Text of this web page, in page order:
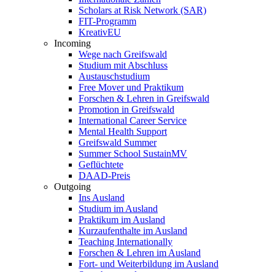
Scholars at Risk Network (SAR)
FIT-Programm
KreativEU
Incoming
Wege nach Greifswald
Studium mit Abschluss
Austauschstudium
Free Mover und Praktikum
Forschen & Lehren in Greifswald
Promotion in Greifswald
International Career Service
Mental Health Support
Greifswald Summer
Summer School SustainMV
Geflüchtete
DAAD-Preis
Outgoing
Ins Ausland
Studium im Ausland
Praktikum im Ausland
Kurzaufenthalte im Ausland
Teaching Internationally
Forschen & Lehren im Ausland
Fort- und Weiterbildung im Ausland